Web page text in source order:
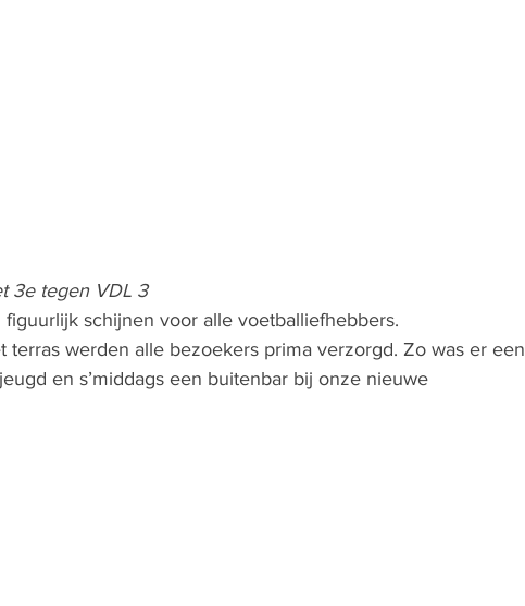
3e tegen VDL 3
schijnen voor alle voetballiefhebbers.
terras werden alle bezoekers prima verzorgd. Zo was er een
en s’middags een buitenbar bij onze nieuwe